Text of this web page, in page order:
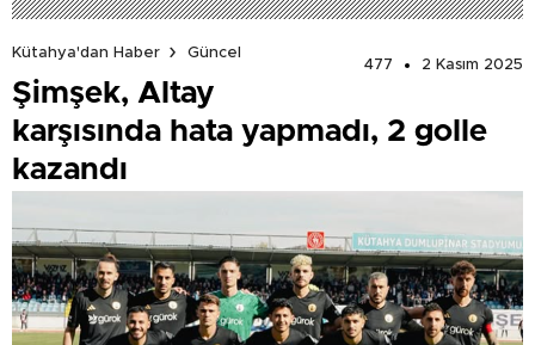
Kütahya'dan Haber
Güncel
477
2 Kasım 2025
Şimşek, Altay
karşısında hata yapmadı, 2 golle
kazandı